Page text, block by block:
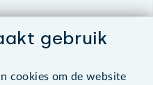
gebruik
cookies om de website